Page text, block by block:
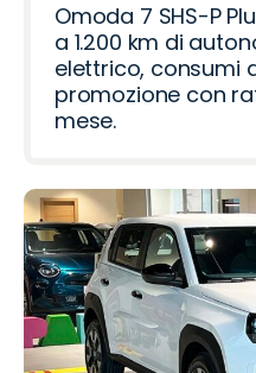
Omoda 7 SHS-P
a 1.200 km di
elettrico, consumi
promozione con
mese.